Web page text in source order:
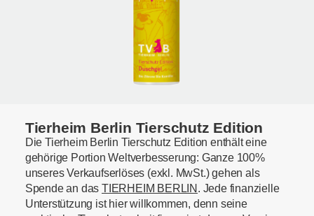
Tierheim Berlin Tierschutz Edition
Die Tierheim Berlin Tierschutz Edition enthält eine
gehörige Portion Weltverbesserung: Ganze 100%
unseres Verkaufserlöses (exkl. MwSt.) gehen als
Spende an dasTIERHEIM BERLIN . Jede finanzielle
Unterstützung ist hier willkommen, denn seine